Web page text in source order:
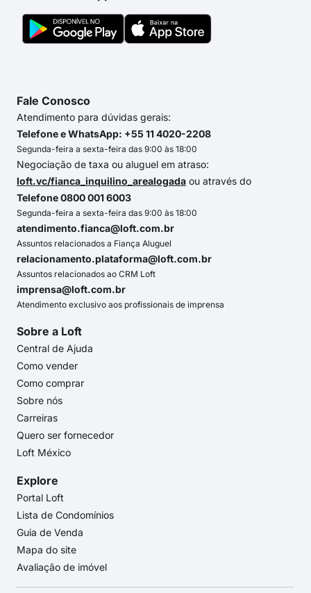
Fale Conosco
Atendimento para dúvidas gerais:
Telefone e WhatsApp: +55 11 4020-2208
Segunda-feira a sexta-feira das 9:00 às 18:00
Negociação de taxa ou aluguel em atraso:
loft.vc/fianca_inquilino_arealogada ou através do
Telefone 0800 001 6003
Segunda-feira a sexta-feira das 9:00 às 18:00
atendimento.fianca@loft.com.br
Assuntos relacionados a Fiança Aluguel
relacionamento.plataforma@loft.com.br
Assuntos relacionados ao CRM Loft
imprensa@loft.com.br
Atendimento exclusivo aos profissionais de imprensa
Sobre a Loft
Central de Ajuda
Como vender
Como comprar
Sobre nós
Carreiras
Quero ser fornecedor
Loft México
Explore
Portal Loft
Lista de Condomínios
Guia de Venda
Mapa do site
Avaliação de imóvel